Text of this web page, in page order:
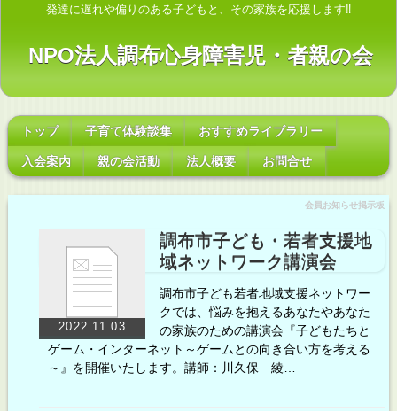
発達に遅れや偏りのある子どもと、その家族を応援します‼
NPO法人調布心身障害児・者親の会
トップ 子育て体験談集 おすすめライブラリー
入会案内 親の会活動 法人概要 お問合せ
会員お知らせ掲示板
2022.11.03
調布市子ども・若者支援地
域ネットワーク講演会
調布市子ども若者地域支援ネットワー
クでは、悩みを抱えるあなたやあなた
の家族のための講演会『子どもたちと
ゲーム・インターネット～ゲームとの向き合い方を考える
～』を開催いたします。講師：川久保 綾…